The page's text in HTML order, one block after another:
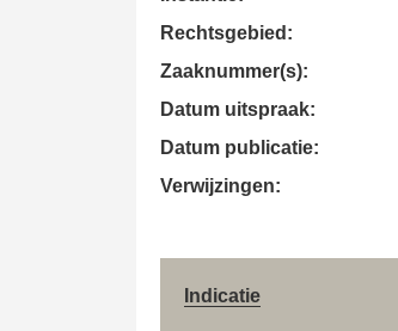
Rechtsgebied:
Zaaknummer(s):
Datum uitspraak:
Datum publicatie:
Verwijzingen:
Indicatie